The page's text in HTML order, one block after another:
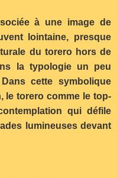
à une image de
lointaine, presque
du torero hors de
la typologie un peu
cette symbolique
le torero comme le top-
qui défile
lumineuses devant